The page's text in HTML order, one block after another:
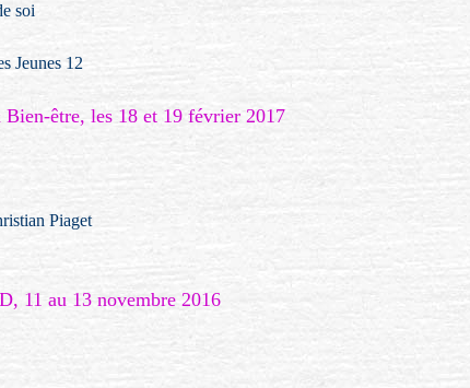
soi
Jeunes 12
Bien-être, les 18 et 19 février 2017
Piaget
11 au 13 novembre 2016